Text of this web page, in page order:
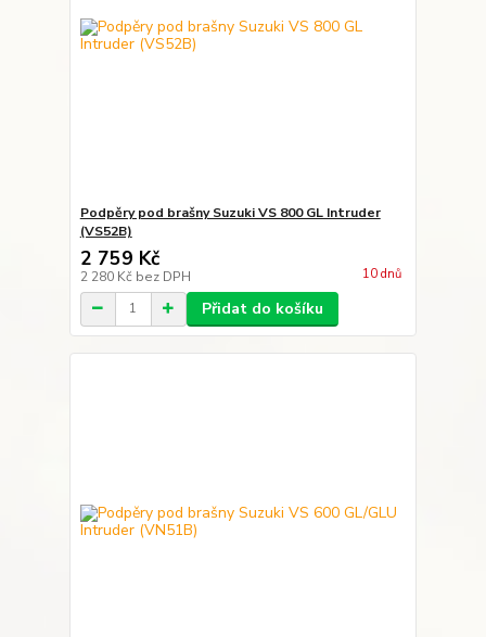
Podpěry pod brašny Suzuki VS 800 GL Intruder
(VS52B)
2 759 Kč
2 280 Kč bez DPH 10 dnů
Přidat do košíku